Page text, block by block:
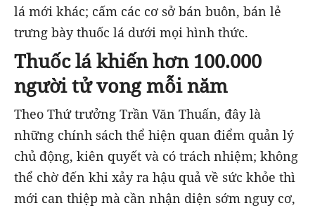
lá mới khác; cấm các cơ sở bán buôn, bán lẻ
trưng bày thuốc lá dưới mọi hình thức.
Thuốc lá khiến hơn 100.000
người tử vong mỗi năm
Theo Thứ trưởng Trần Văn Thuấn, đây là
những chính sách thể hiện quan điểm quản lý
chủ động, kiên quyết và có trách nhiệm; không
thể chờ đến khi xảy ra hậu quả về sức khỏe thì
mới can thiệp mà cần nhận diện sớm nguy cơ,